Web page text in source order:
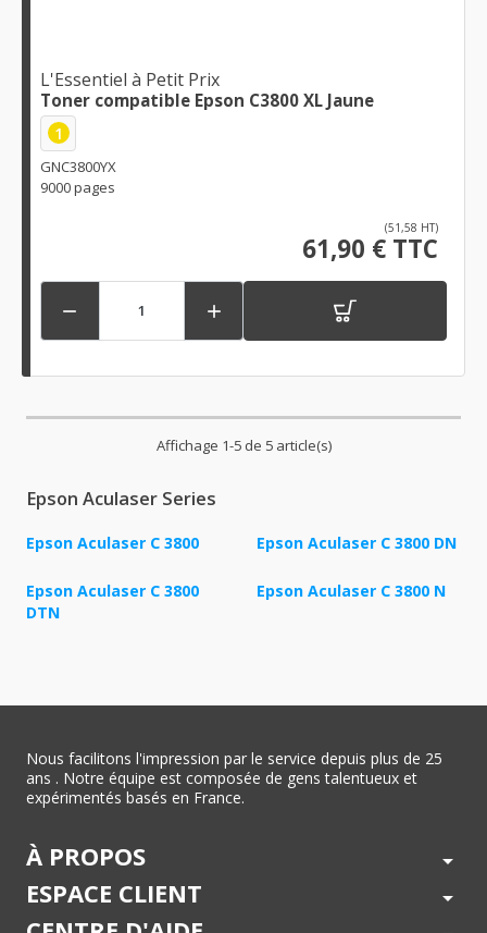
L'Essentiel à Petit Prix
Toner compatible Epson C3800 XL Jaune
1
GNC3800YX
9000 pages
(51,58 HT)
61,90 € TTC
 
Affichage 1-5 de 5 article(s)
Epson Aculaser Series
Epson Aculaser C 3800 Epson Aculaser C 3800 DN
Epson Aculaser C 3800
DTN
Epson Aculaser C 3800 N
Nous facilitons l'impression par le service depuis plus de 25
ans . Notre équipe est composée de gens talentueux et
expérimentés basés en France.
À PROPOS arrow_drop_down
ESPACE CLIENT arrow_drop_down